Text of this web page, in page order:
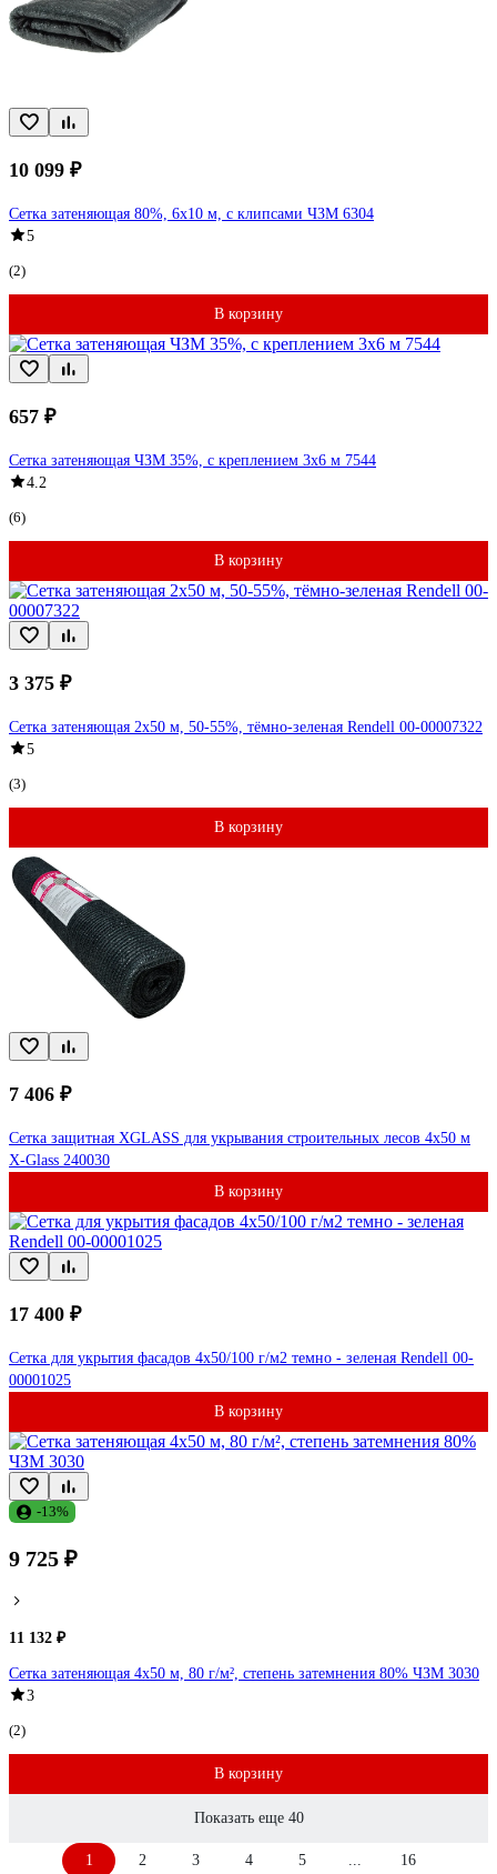
10 099 ₽
Сетка затеняющая 80%, 6x10 м, с клипсами ЧЗМ 6304
5
(2)
В корзину
657 ₽
Сетка затеняющая ЧЗМ 35%, с креплением 3x6 м 7544
4.2
(6)
В корзину
3 375 ₽
Сетка затеняющая 2x50 м, 50-55%, тёмно-зеленая Rendell 00-00007322
5
(3)
В корзину
7 406 ₽
Сетка защитная XGLASS для укрывания строительных лесов 4х50 м
X-Glass 240030
В корзину
17 400 ₽
Сетка для укрытия фасадов 4х50/100 г/м2 темно - зеленая Rendell 00-
00001025
В корзину
-13%
9 725 ₽
11 132 ₽
Сетка затеняющая 4x50 м, 80 г/м², степень затемнения 80% ЧЗМ 3030
3
(2)
В корзину
Показать еще 40
1 2 3 4 5 ...
16